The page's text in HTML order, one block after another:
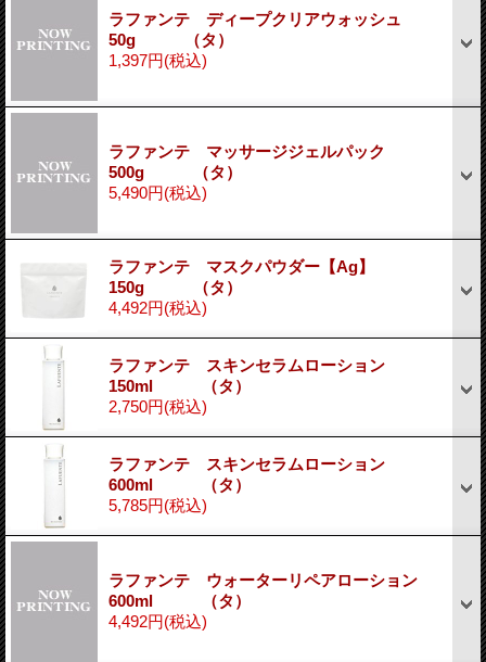
ラファンテ ディープクリアウォッシュ
50g （タ）
1,397円(税込)
ラファンテ マッサージジェルパック
500g （タ）
5,490円(税込)
ラファンテ マスクパウダー【Ag】
150g （タ）
4,492円(税込)
ラファンテ スキンセラムローション
150ml （タ）
2,750円(税込)
ラファンテ スキンセラムローション
600ml （タ）
5,785円(税込)
ラファンテ ウォーターリペアローション
600ml （タ）
4,492円(税込)